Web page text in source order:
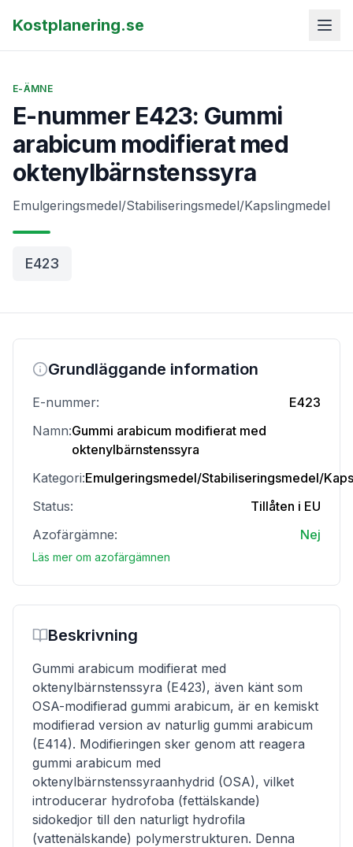
Kostplanering.se
E-ÄMNE
E-nummer E423: Gummi
arabicum modifierat med
oktenylbärnstenssyra
Emulgeringsmedel/Stabiliseringsmedel/Kapslingmedel
E423
Grundläggande information
E-nummer:
E423
Namn:Gummi arabicum modifierat med
oktenylbärnstenssyra
Kategori:Emulgeringsmedel/Stabiliseringsmedel/
Status:
Tillåten i EU
Azofärgämne:
Nej
Läs mer om azofärgämnen
Beskrivning
Gummi arabicum modifierat med
oktenylbärnstenssyra (E423), även känt som
OSA-modifierad gummi arabicum, är en kemiskt
modifierad version av naturlig gummi arabicum
(E414). Modifieringen sker genom att reagera
gummi arabicum med
oktenylbärnstenssyraanhydrid (OSA), vilket
introducerar hydrofoba (fettälskande)
sidokedjor till den naturligt hydrofila
(vattenälskande) polymerstrukturen. Denna